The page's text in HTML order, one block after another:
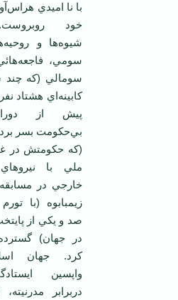
با نا اميدي
خود
شيوه‌ها و
سومي،
سومالي (که
کابينه‌اي هشتاد
پيش از
بي‌حکومت بسر
(که حکومتش در
ملي با
خارجي در
زيمبابوه (با
صد و يکي از
در جهان)
کرد. جهان
واپسين
دربرابر